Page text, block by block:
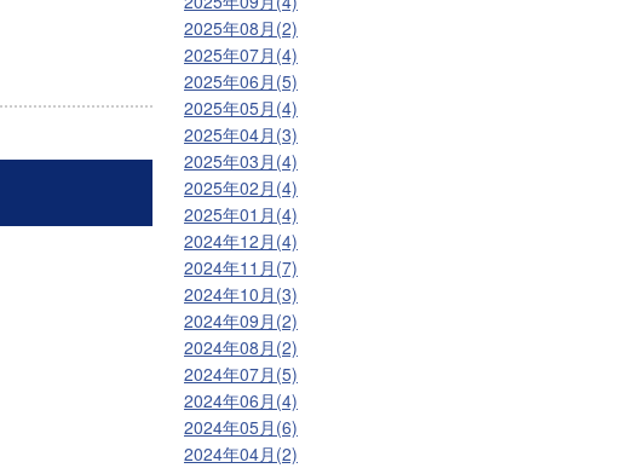
2025年08月(2)
2025年07月(4)
2025年06月(5)
2025年05月(4)
2025年04月(3)
2025年03月(4)
2025年02月(4)
2025年01月(4)
2024年12月(4)
2024年11月(7)
2024年10月(3)
2024年09月(2)
2024年08月(2)
2024年07月(5)
2024年06月(4)
2024年05月(6)
2024年04月(2)